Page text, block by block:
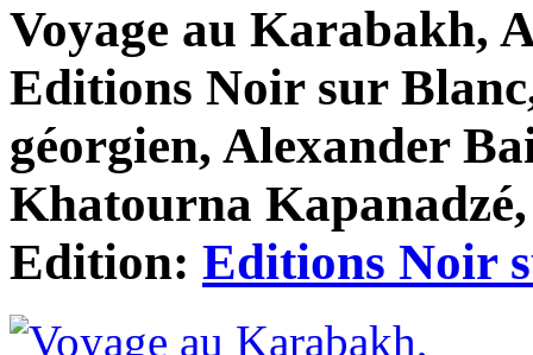
Voyage au Karabakh,
Editions Noir sur
géorgien, Alexander
Khatourna Kapanadzé,
Edition: Editions Noir